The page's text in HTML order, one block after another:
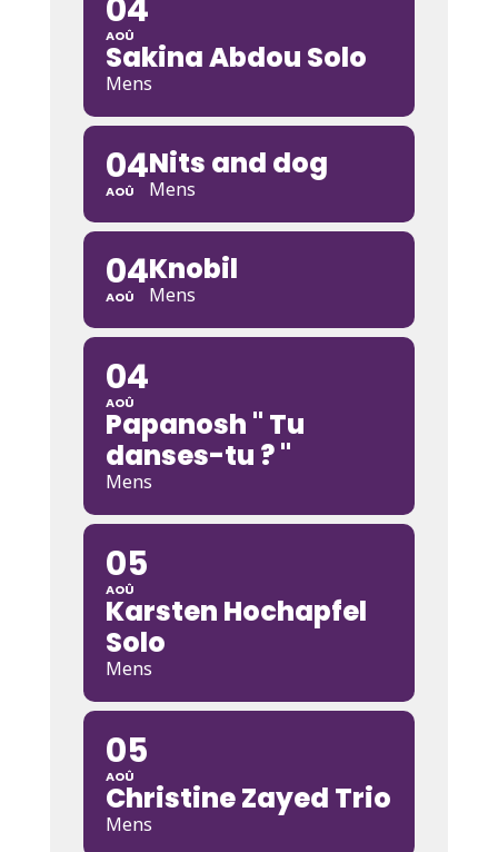
04
AOÛ
Sakina Abdou Solo
Mens
04
AOÛ
Nits and dog
Mens
04
AOÛ
Knobil
Mens
04
AOÛ
Papanosh " Tu
danses-tu ? "
Mens
05
AOÛ
Karsten Hochapfel
Solo
Mens
05
AOÛ
Christine Zayed Trio
Mens